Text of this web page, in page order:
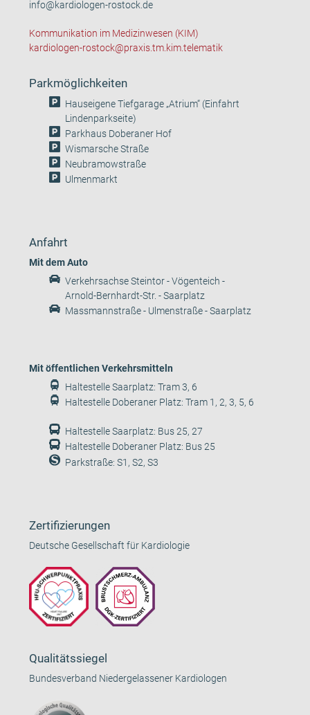
info@kardiologen-rostock.de
Kommunikation im Medizinwesen (KIM)
kardiologen-rostock@praxis.tm.kim.telematik
Parkmöglichkeiten
Hauseigene Tiefgarage „Atrium“ (Einfahrt
Lindenparkseite)
Parkhaus Doberaner Hof
Wismarsche Straße
Neubramowstraße
Ulmenmarkt
Anfahrt
Mit dem Auto
Verkehrsachse Steintor - Vögenteich -
Arnold-Bernhardt-Str. - Saarplatz
Massmannstraße - Ulmenstraße - Saarplatz
Mit öffentlichen Verkehrsmitteln
Haltestelle Saarplatz: Tram 3, 6
Haltestelle Doberaner Platz: Tram 1, 2, 3, 5, 6
Haltestelle Saarplatz: Bus 25, 27
Haltestelle Doberaner Platz: Bus 25
Parkstraße: S1, S2, S3
Zertifizierungen
Deutsche Gesellschaft für Kardiologie
Qualitätssiegel
Bundesverband Niedergelassener Kardiologen